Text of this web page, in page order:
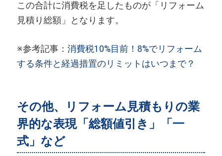
この合計に消費税を足したものが「リフォーム
見積り総額」となります。
※参考記事： 消費税10%目前！8%でリフォーム
する条件と経過措置のリミットはいつまで？
その他、リフォーム見積もりの業
界的な表現「総額値引き」「一
式」など